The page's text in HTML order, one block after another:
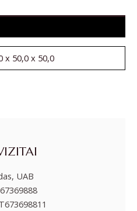
x 50,0 x 50,0
UAB